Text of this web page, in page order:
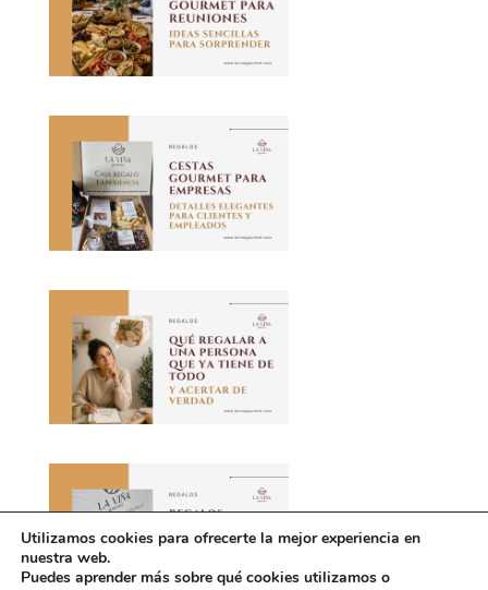
Utilizamos cookies para ofrecerte la mejor experiencia en
nuestra web.
Puedes aprender más sobre qué cookies utilizamos o